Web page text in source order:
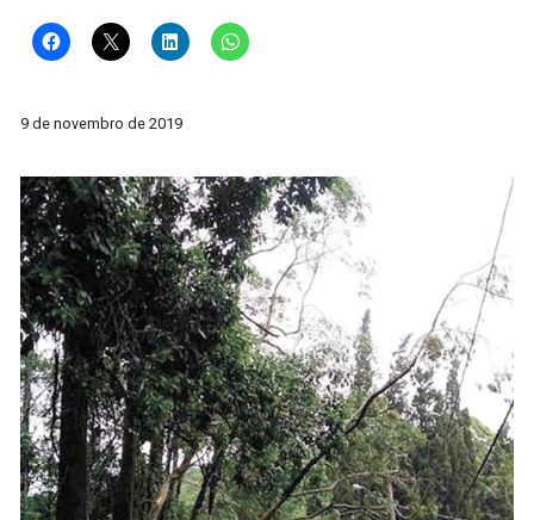
9 de novembro de 2019